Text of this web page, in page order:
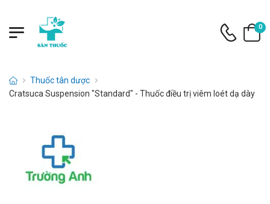
0
Thuốc tân dược
Cratsuca Suspension "Standard" - Thuốc điều trị viêm loét dạ dày